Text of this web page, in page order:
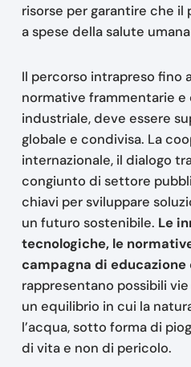
risorse per garantire che il
a spese della salute
Il percorso intrapreso fino
normative frammentarie e
industriale, deve essere
globale e condivisa. La
internazionale, il dialogo
congiunto di settore
chiavi per sviluppare
un futuro sostenibile. Le
tecnologiche, le
campagna di educazione
rappresentano possibili
un equilibrio in cui la
l’acqua, sotto forma di
di vita e non di pericolo.